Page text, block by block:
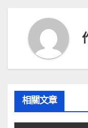
覽
相關文章